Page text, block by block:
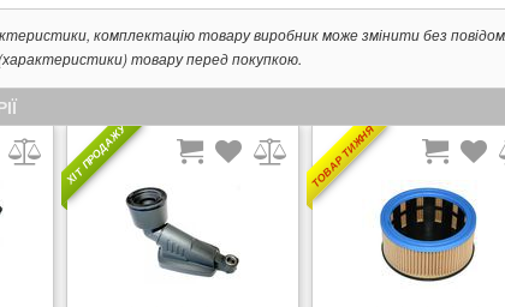
комплектацію товару виробник може змінити без
товару перед покупкою.
ХІТ ПРОДАЖУ ТОВАР ТИЖНЯ